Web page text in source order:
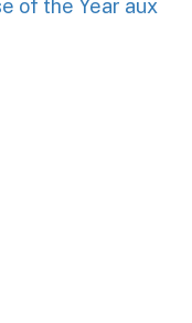
of the Year aux